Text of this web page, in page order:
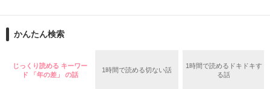
2026.6.5～2026.7.25
＊以前、公開していた話の改稿版です＊
ションの企画戦略室で働いている。
めた、同期で恋人の石垣守（26）がいるのだが、後輩の姫原由
いた。
守と由羅から『便利屋雛子』と馬鹿にされ、一人こっそり泣い
かんたん検索
じっくり読める キーワー
ド 「年の差」 の話
1時間で読める切ない話
1時間で読めるドキドキす
る話